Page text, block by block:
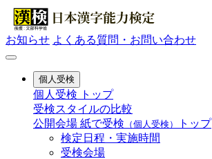
お知らせ よくある質問・お問い合わせ
個人受検
個人受検 トップ
受検スタイルの比較
公開会場 紙で受検 （個人受検）
トップ
検定日程・実施時間
受検会場